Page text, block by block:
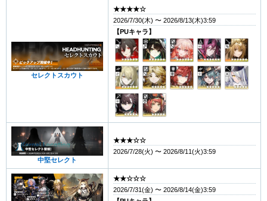
セレクトスカウト
★★★★☆
2026/7/30(木) 〜 2026/8/13(木)3:59
【PUキャラ】
中堅セレクト
★★★☆☆
2026/7/28(火) 〜 2026/8/11(火)3:59
★★☆☆☆
2026/7/31(金) 〜 2026/8/14(金)3:59